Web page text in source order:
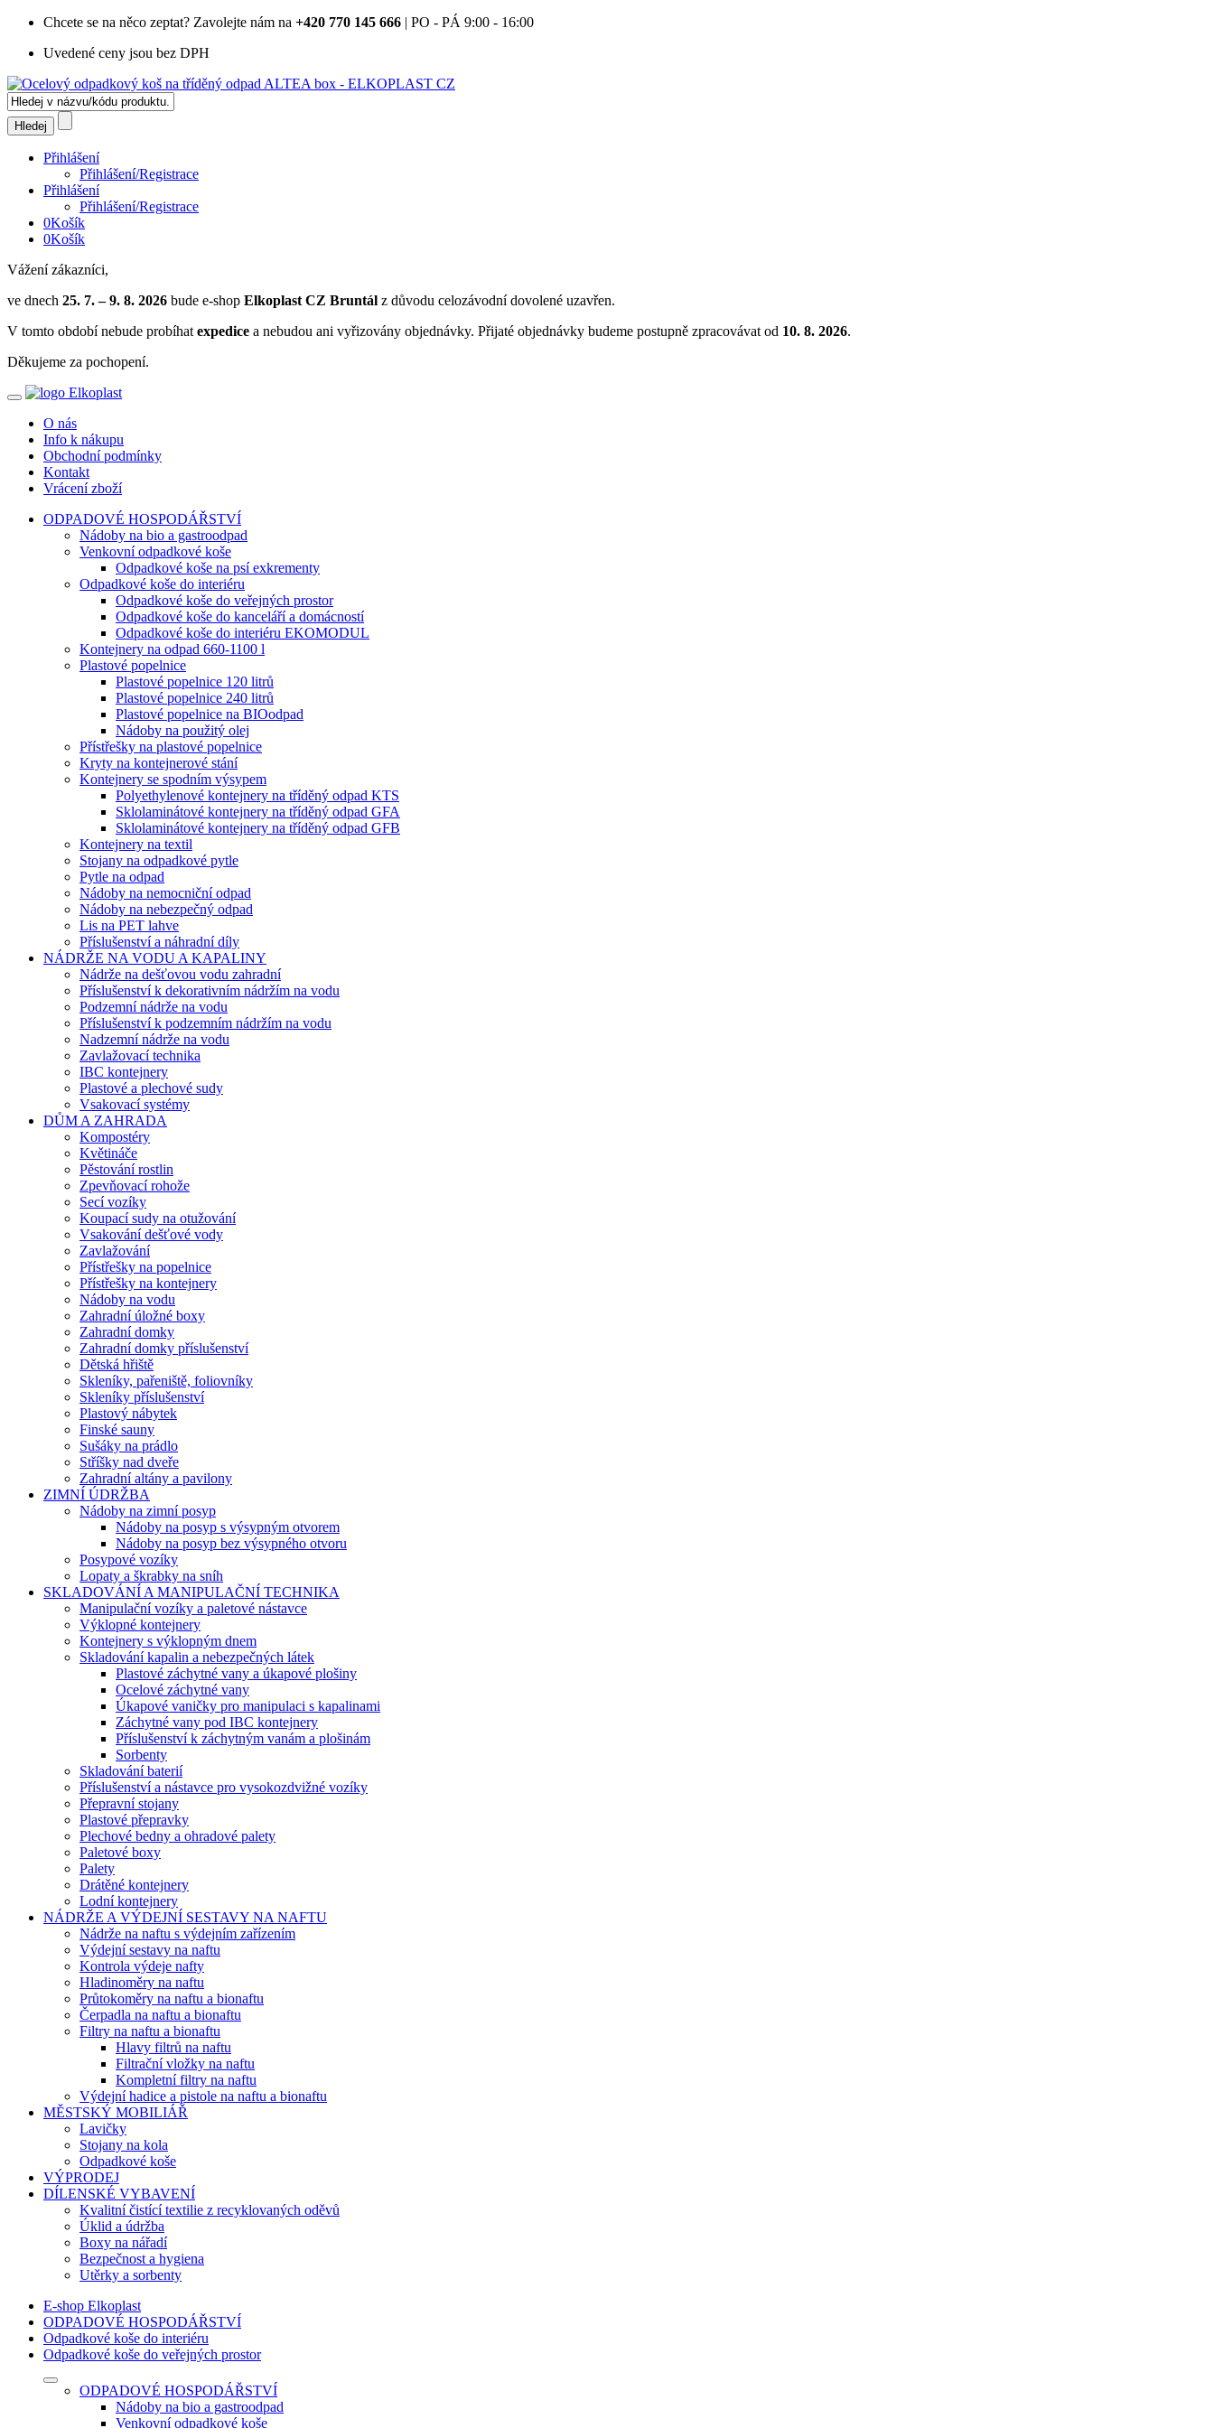
Chcete se na něco zeptat? Zavolejte nám na +420 770 145 666 | PO - PÁ 9:00 - 16:00
Uvedené ceny jsou bez DPH
Přihlášení
Přihlášení/Registrace
Přihlášení
Přihlášení/Registrace
0Košík
0Košík
Vážení zákazníci,
ve dnech 25. 7. – 9. 8. 2026 bude e-shop Elkoplast CZ Bruntál z důvodu celozávodní dovolené uzavřen.
V tomto období nebude probíhat expedice a nebudou ani vyřizovány objednávky. Přijaté objednávky budeme postupně zpracovávat od 10. 8. 2026.
Děkujeme za pochopení.
O nás
Info k nákupu
Obchodní podmínky
Kontakt
Vrácení zboží
ODPADOVÉ HOSPODÁŘSTVÍ
Nádoby na bio a gastroodpad
Venkovní odpadkové koše
Odpadkové koše na psí exkrementy
Odpadkové koše do interiéru
Odpadkové koše do veřejných prostor
Odpadkové koše do kanceláří a domácností
Odpadkové koše do interiéru EKOMODUL
Kontejnery na odpad 660-1100 l
Plastové popelnice
Plastové popelnice 120 litrů
Plastové popelnice 240 litrů
Plastové popelnice na BIOodpad
Nádoby na použitý olej
Přístřešky na plastové popelnice
Kryty na kontejnerové stání
Kontejnery se spodním výsypem
Polyethylenové kontejnery na tříděný odpad KTS
Sklolaminátové kontejnery na tříděný odpad GFA
Sklolaminátové kontejnery na tříděný odpad GFB
Kontejnery na textil
Stojany na odpadkové pytle
Pytle na odpad
Nádoby na nemocniční odpad
Nádoby na nebezpečný odpad
Lis na PET lahve
Příslušenství a náhradní díly
NÁDRŽE NA VODU A KAPALINY
Nádrže na dešťovou vodu zahradní
Příslušenství k dekorativním nádržím na vodu
Podzemní nádrže na vodu
Příslušenství k podzemním nádržím na vodu
Nadzemní nádrže na vodu
Zavlažovací technika
IBC kontejnery
Plastové a plechové sudy
Vsakovací systémy
DŮM A ZAHRADA
Kompostéry
Květináče
Pěstování rostlin
Zpevňovací rohože
Secí vozíky
Koupací sudy na otužování
Vsakování dešťové vody
Zavlažování
Přístřešky na popelnice
Přístřešky na kontejnery
Nádoby na vodu
Zahradní úložné boxy
Zahradní domky
Zahradní domky příslušenství
Dětská hřiště
Skleníky, pařeniště, foliovníky
Skleníky příslušenství
Plastový nábytek
Finské sauny
Sušáky na prádlo
Stříšky nad dveře
Zahradní altány a pavilony
ZIMNÍ ÚDRŽBA
Nádoby na zimní posyp
Nádoby na posyp s výsypným otvorem
Nádoby na posyp bez výsypného otvoru
Posypové vozíky
Lopaty a škrabky na sníh
SKLADOVÁNÍ A MANIPULAČNÍ TECHNIKA
Manipulační vozíky a paletové nástavce
Výklopné kontejnery
Kontejnery s výklopným dnem
Skladování kapalin a nebezpečných látek
Plastové záchytné vany a úkapové plošiny
Ocelové záchytné vany
Úkapové vaničky pro manipulaci s kapalinami
Záchytné vany pod IBC kontejnery
Příslušenství k záchytným vanám a plošinám
Sorbenty
Skladování baterií
Příslušenství a nástavce pro vysokozdvižné vozíky
Přepravní stojany
Plastové přepravky
Plechové bedny a ohradové palety
Paletové boxy
Palety
Drátěné kontejnery
Lodní kontejnery
NÁDRŽE A VÝDEJNÍ SESTAVY NA NAFTU
Nádrže na naftu s výdejním zařízením
Výdejní sestavy na naftu
Kontrola výdeje nafty
Hladinoměry na naftu
Průtokoměry na naftu a bionaftu
Čerpadla na naftu a bionaftu
Filtry na naftu a bionaftu
Hlavy filtrů na naftu
Filtrační vložky na naftu
Kompletní filtry na naftu
Výdejní hadice a pistole na naftu a bionaftu
MĚSTSKÝ MOBILIÁŘ
Lavičky
Stojany na kola
Odpadkové koše
VÝPRODEJ
DÍLENSKÉ VYBAVENÍ
Kvalitní čistící textilie z recyklovaných oděvů
Úklid a údržba
Boxy na nářadí
Bezpečnost a hygiena
Utěrky a sorbenty
E-shop Elkoplast
ODPADOVÉ HOSPODÁŘSTVÍ
Odpadkové koše do interiéru
Odpadkové koše do veřejných prostor
ODPADOVÉ HOSPODÁŘSTVÍ
Nádoby na bio a gastroodpad
Venkovní odpadkové koše